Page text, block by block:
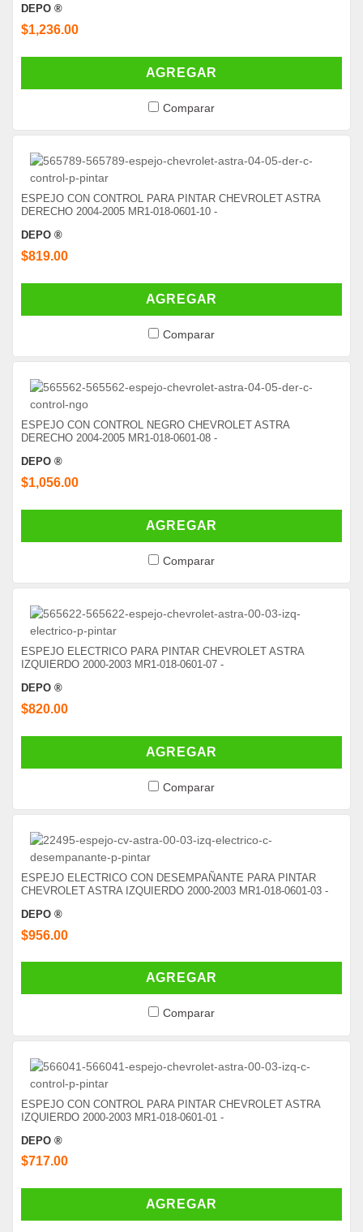
DEPO ®
$1,236.00
AGREGAR
Comparar
ESPEJO CON CONTROL PARA PINTAR CHEVROLET ASTRA
DERECHO 2004-2005 MR1-018-0601-10 -
DEPO ®
$819.00
AGREGAR
Comparar
ESPEJO CON CONTROL NEGRO CHEVROLET ASTRA
DERECHO 2004-2005 MR1-018-0601-08 -
DEPO ®
$1,056.00
AGREGAR
Comparar
ESPEJO ELECTRICO PARA PINTAR CHEVROLET ASTRA
IZQUIERDO 2000-2003 MR1-018-0601-07 -
DEPO ®
$820.00
AGREGAR
Comparar
ESPEJO ELECTRICO CON DESEMPAÑANTE PARA PINTAR
CHEVROLET ASTRA IZQUIERDO 2000-2003 MR1-018-0601-03 -
DEPO ®
$956.00
AGREGAR
Comparar
ESPEJO CON CONTROL PARA PINTAR CHEVROLET ASTRA
IZQUIERDO 2000-2003 MR1-018-0601-01 -
DEPO ®
$717.00
AGREGAR